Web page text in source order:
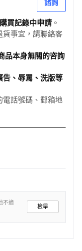
諮詢
買記錄中申請 。
貨事宜，請聯絡客
品本身無關的咨詢
告、辱罵、洗版等
電話號碼、郵箱地
不適
檢舉